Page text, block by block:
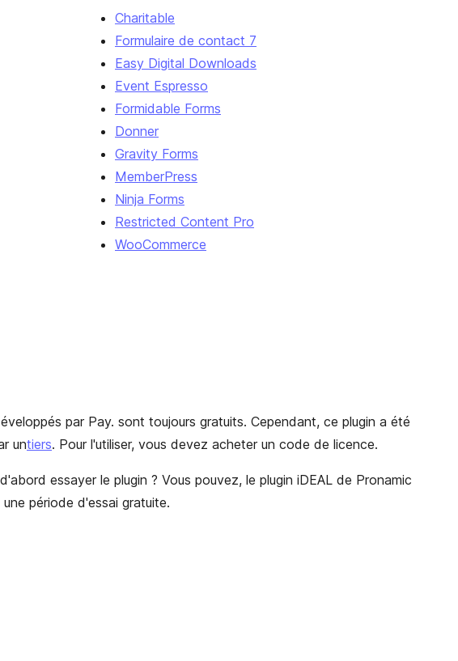
Charitable
Formulaire de contact 7
Easy Digital Downloads
Event Espresso
Formidable Forms
Donner
Gravity Forms
MemberPress
Ninja Forms
Restricted Content Pro
WooCommerce
par Pay. sont toujours gratuits. Cependant, ce plugin a été
untiers. Pour l'utiliser, vous devez acheter un code de licence.
essayer le plugin ? Vous pouvez, le plugin iDEAL de Pronamic
période d'essai gratuite.